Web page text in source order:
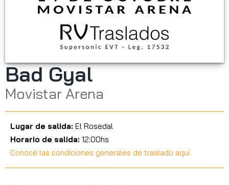
Bad Gyal
Movistar Arena
Lugar de salida: El Rosedal
Horario de salida: 12:00hs
Conocé las condiciones generales de traslado aquí